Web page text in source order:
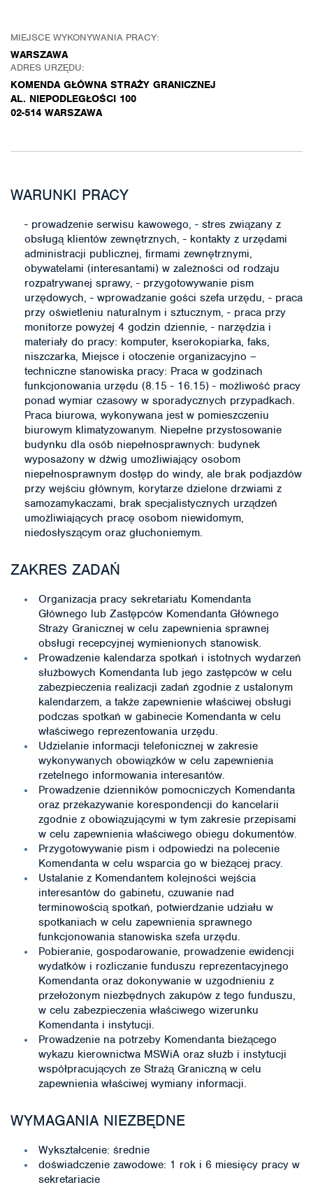
MIEJSCE WYKONYWANIA PRACY:
WARSZAWA
ADRES URZĘDU:
KOMENDA GŁÓWNA STRAŻY GRANICZNEJ
AL. NIEPODLEGŁOŚCI 100
02-514 WARSZAWA
WARUNKI PRACY
- prowadzenie serwisu kawowego, - stres związany z
obsługą klientów zewnętrznych, - kontakty z urzędami
administracji publicznej, firmami zewnętrznymi,
obywatelami (interesantami) w zależności od rodzaju
rozpatrywanej sprawy, - przygotowywanie pism
urzędowych, - wprowadzanie gości szefa urzędu, - praca
przy oświetleniu naturalnym i sztucznym, - praca przy
monitorze powyżej 4 godzin dziennie, - narzędzia i
materiały do pracy: komputer, kserokopiarka, faks,
niszczarka, Miejsce i otoczenie organizacyjno –
techniczne stanowiska pracy: Praca w godzinach
funkcjonowania urzędu (8.15 - 16.15) - możliwość pracy
ponad wymiar czasowy w sporadycznych przypadkach.
Praca biurowa, wykonywana jest w pomieszczeniu
biurowym klimatyzowanym. Niepełne przystosowanie
budynku dla osób niepełnosprawnych: budynek
wyposażony w dźwig umożliwiający osobom
niepełnosprawnym dostęp do windy, ale brak podjazdów
przy wejściu głównym, korytarze dzielone drzwiami z
samozamykaczami, brak specjalistycznych urządzeń
umożliwiających pracę osobom niewidomym,
niedosłyszącym oraz głuchoniemym.
ZAKRES ZADAŃ
Organizacja pracy sekretariatu Komendanta
Głównego lub Zastępców Komendanta Głównego
Straży Granicznej w celu zapewnienia sprawnej
obsługi recepcyjnej wymienionych stanowisk.
Prowadzenie kalendarza spotkań i istotnych wydarzeń
służbowych Komendanta lub jego zastępców w celu
zabezpieczenia realizacji zadań zgodnie z ustalonym
kalendarzem, a także zapewnienie właściwej obsługi
podczas spotkań w gabinecie Komendanta w celu
właściwego reprezentowania urzędu.
Udzielanie informacji telefonicznej w zakresie
wykonywanych obowiązków w celu zapewnienia
rzetelnego informowania interesantów.
Prowadzenie dzienników pomocniczych Komendanta
oraz przekazywanie korespondencji do kancelarii
zgodnie z obowiązującymi w tym zakresie przepisami
w celu zapewnienia właściwego obiegu dokumentów.
Przygotowywanie pism i odpowiedzi na polecenie
Komendanta w celu wsparcia go w bieżącej pracy.
Ustalanie z Komendantem kolejności wejścia
interesantów do gabinetu, czuwanie nad
terminowością spotkań, potwierdzanie udziału w
spotkaniach w celu zapewnienia sprawnego
funkcjonowania stanowiska szefa urzędu.
Pobieranie, gospodarowanie, prowadzenie ewidencji
wydatków i rozliczanie funduszu reprezentacyjnego
Komendanta oraz dokonywanie w uzgodnieniu z
przełożonym niezbędnych zakupów z tego funduszu,
w celu zabezpieczenia właściwego wizerunku
Komendanta i instytucji.
Prowadzenie na potrzeby Komendanta bieżącego
wykazu kierownictwa MSWiA oraz służb i instytucji
współpracujących ze Strażą Graniczną w celu
zapewnienia właściwej wymiany informacji.
WYMAGANIA NIEZBĘDNE
Wykształcenie: średnie
doświadczenie zawodowe: 1 rok i 6 miesięcy pracy w
sekretariacie